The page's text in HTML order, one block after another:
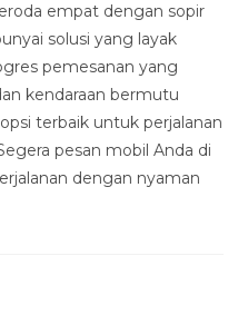
empat dengan sopir
solusi yang layak
pemesanan yang
kendaraan bermutu
terbaik untuk perjalanan
pesan mobil Anda di
dengan nyaman